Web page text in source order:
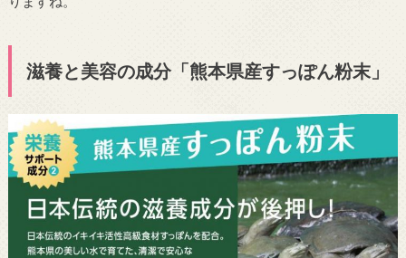
滋養と美容の成分「熊本県産すっぽん粉末」